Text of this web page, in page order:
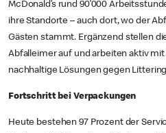
McDonald’s rund 90’000
ihre Standorte – auch dort, wo der
Gästen stammt. Ergänzend stellen
Abfalleimer auf und arbeiten aktiv
nachhaltige Lösungen gegen
Fortschritt bei Verpackungen
Heute bestehen 97 Prozent der